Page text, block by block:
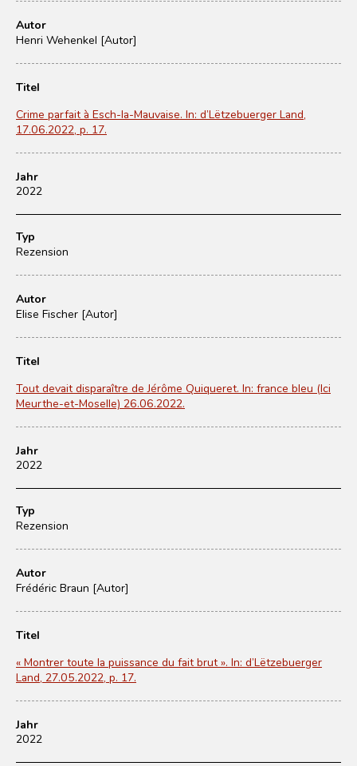
Autor
Henri Wehenkel [Autor]
Titel
Crime parfait à Esch-la-Mauvaise. In: d’Lëtzebuerger Land,
17.06.2022, p. 17.
Jahr
2022
Typ
Rezension
Autor
Elise Fischer [Autor]
Titel
Tout devait disparaître de Jérôme Quiqueret. In: france bleu (Ici
Meurthe-et-Moselle) 26.06.2022.
Jahr
2022
Typ
Rezension
Autor
Frédéric Braun [Autor]
Titel
« Montrer toute la puissance du fait brut ». In: d’Lëtzebuerger
Land, 27.05.2022, p. 17.
Jahr
2022